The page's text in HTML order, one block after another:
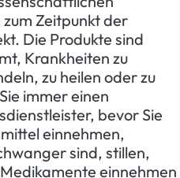
Zeitpunkt der
Die Produkte sind
Krankheiten zu
zu heilen oder zu
immer einen
bevor Sie
einnehmen,
sind, stillen,
einnehmen